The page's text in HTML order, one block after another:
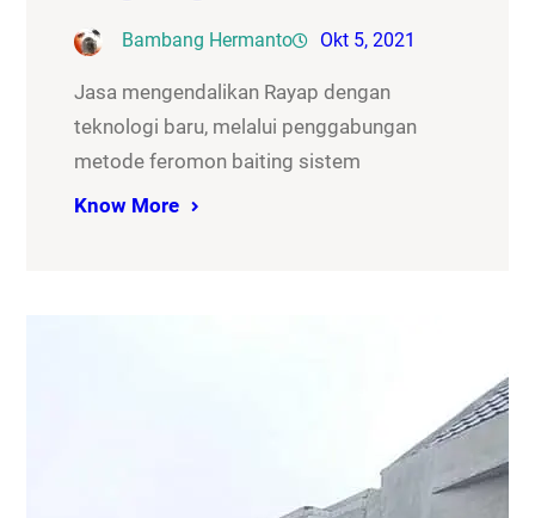
Bambang Hermanto Okt 5, 2021
Jasa mengendalikan Rayap dengan
teknologi baru, melalui penggabungan
metode feromon baiting sistem
Know More